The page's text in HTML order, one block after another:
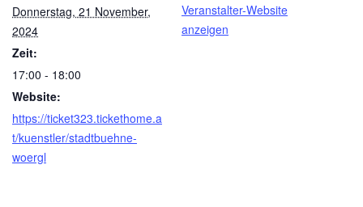
Donnerstag, 21 November,
2024
Zeit:
17:00 - 18:00
Website:
https://ticket323.tickethome.a
t/kuenstler/stadtbuehne-
woergl
Veranstalter-Website
anzeigen